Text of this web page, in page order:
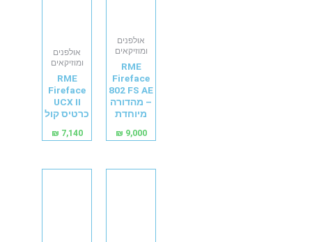
אולפנים
ומוזיקאים
RME
Fireface
802 FS AE
– מהדורה
מיוחדת
₪ 9,000
אולפנים
ומוזיקאים
RME
Fireface
UCX II
כרטיס קול
₪ 7,140